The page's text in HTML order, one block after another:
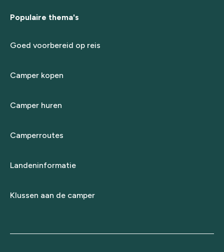
Populaire thema's
Goed voorbereid op reis
Camper kopen
Camper huren
Camperroutes
Landeninformatie
Klussen aan de camper